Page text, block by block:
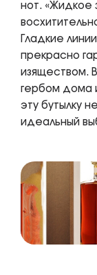
нот. «Жидкое
Гладкие
прекрасно
изяществом.
гербом дома
эту бутылку
идеальный